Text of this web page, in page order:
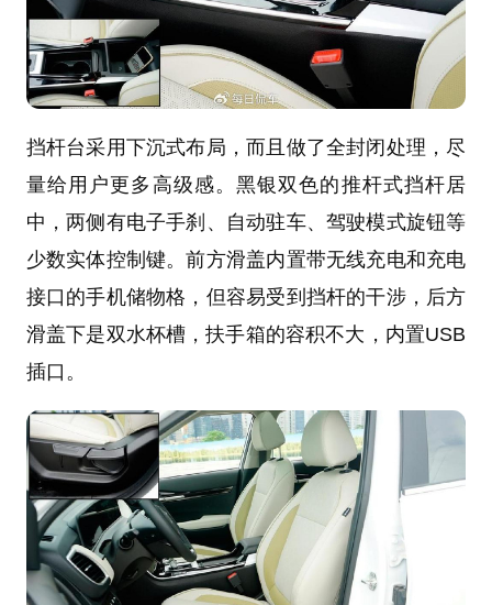
挡杆台采用下沉式布局，而且做了全封闭处理，尽
量给用户更多高级感。黑银双色的推杆式挡杆居
中，两侧有电子手刹、自动驻车、驾驶模式旋钮等
少数实体控制键。前方滑盖内置带无线充电和充电
接口的手机储物格，但容易受到挡杆的干涉，后方
滑盖下是双水杯槽，扶手箱的容积不大，内置USB
插口。